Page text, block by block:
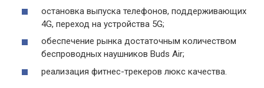
остановка выпуска телефонов, поддерживающих
4G, переход на устройства 5G;
обеспечение рынка достаточным количеством
беспроводных наушников Buds Air;
реализация фитнес-трекеров люкс качества.